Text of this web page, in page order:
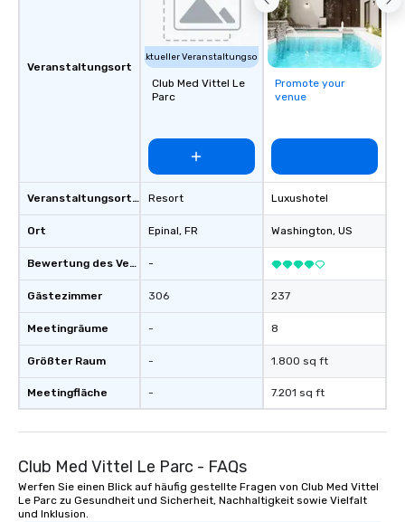
Veranstaltungsort
Veranstaltungsortstyp
Ort
Bewertung des Veranstaltungsortes
Gästezimmer
Meetingräume
Größter Raum
Meetingfläche
Aktueller Veranstaltungsort
Club Med Vittel Le
Parc
Resort
Epinal, FR
-
306
-
-
-
Promote your
venue
Luxushotel
Washington, US
237
8
1.800 sq ft
7.201 sq ft
Club Med Vittel Le Parc - FAQs
Werfen Sie einen Blick auf häufig gestellte Fragen von Club Med Vittel
Le Parc zu Gesundheit und Sicherheit, Nachhaltigkeit sowie Vielfalt
und Inklusion.